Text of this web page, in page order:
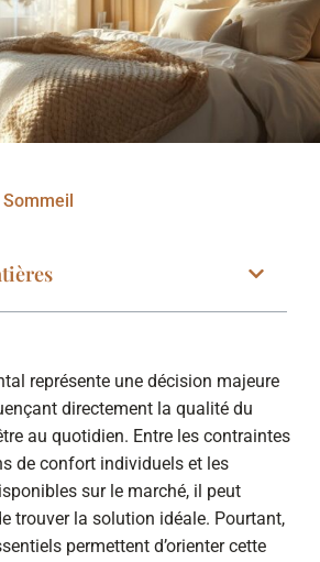
Sommeil
représente une décision majeure
directement la qualité du
au quotidien. Entre les contraintes
de confort individuels et les
sur le marché, il peut
trouver la solution idéale. Pourtant,
permettent d’orienter cette